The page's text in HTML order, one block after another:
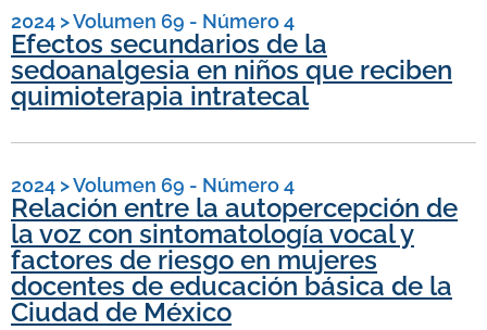
2024 >Volumen 69 - Número 4
Efectos secundarios de la
sedoanalgesia en niños que reciben
quimioterapia intratecal
2024 >Volumen 69 - Número 4
Relación entre la autopercepción de
la voz con sintomatología vocal y
factores de riesgo en mujeres
docentes de educación básica de la
Ciudad de México